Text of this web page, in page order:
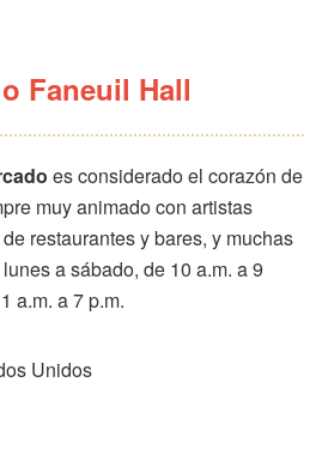
Faneuil Hall
es considerado el corazón de
muy animado con artistas
restaurantes y bares, y muchas
a sábado, de 10 a.m. a 9
a.m. a 7 p.m.